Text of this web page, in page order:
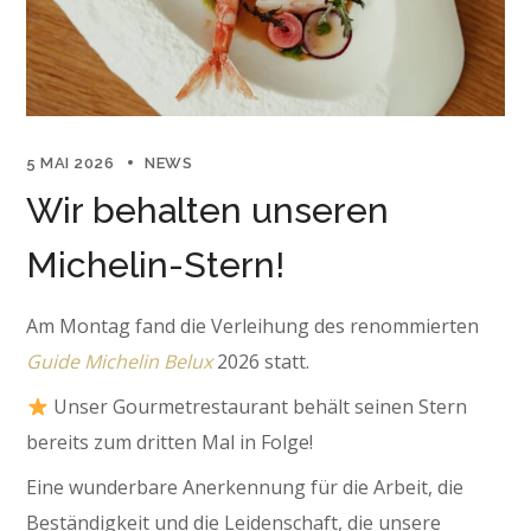
5 MAI 2026 NEWS
Wir behalten unseren
Michelin-Stern!
Am Montag fand die Verleihung des renommierten
Guide Michelin Belux2026 statt.
Unser Gourmetrestaurant behält seinen Stern
bereits zum dritten Mal in Folge!
Eine wunderbare Anerkennung für die Arbeit, die
Beständigkeit und die Leidenschaft, die unsere